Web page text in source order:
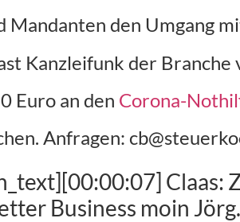
Mandanten den Umgang
Kanzleifunk der Branche
Euro an den Corona-
Anfragen:
Claas:
Business moin Jörg.